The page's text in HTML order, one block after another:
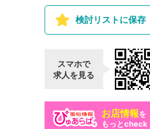
検討リストに保存
スマホで
求人を見る
お店情報を
もっとcheck